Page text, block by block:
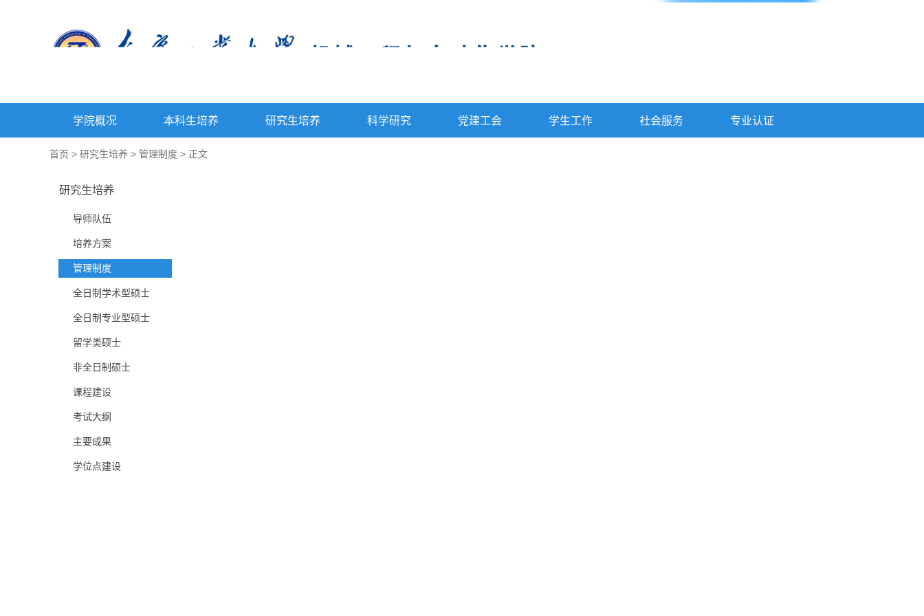
学院概况 本科生培养 研究生培养 科学研究 党建工会 学生工作 社会服务 专业认证
首页 > 研究生培养 > 管理制度 > 正文
研究生培养
导师队伍
培养方案
管理制度
全日制学术型硕士
全日制专业型硕士
留学类硕士
非全日制硕士
课程建设
考试大纲
主要成果
学位点建设